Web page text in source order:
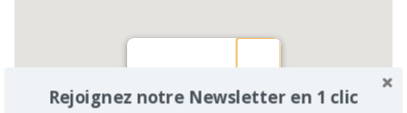
PA-VIN d.o.o.
V.Holjevca 20
Rejoignez notre Newsletter en 1 clic